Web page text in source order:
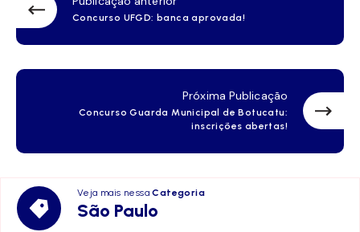
Concurso UFGD: banca aprovada!
Próxima Publicação
Concurso Guarda Municipal de Botucatu:
inscrições abertas!
Veja mais nessaCategoria
São Paulo
São
Paulo